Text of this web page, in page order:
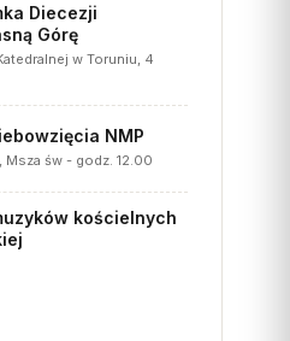
Diecezji
Górę
w Toruniu, 4
NMP
Msza św - godz. 12.00
kościelnych